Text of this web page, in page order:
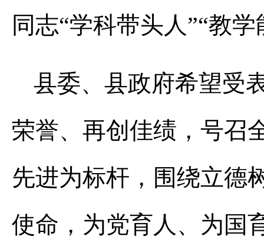
同志“学科带头人”“教
县委、县政府希望受
荣誉、再创佳绩，号召
先进为标杆，围绕立德
使命，为党育人、为国